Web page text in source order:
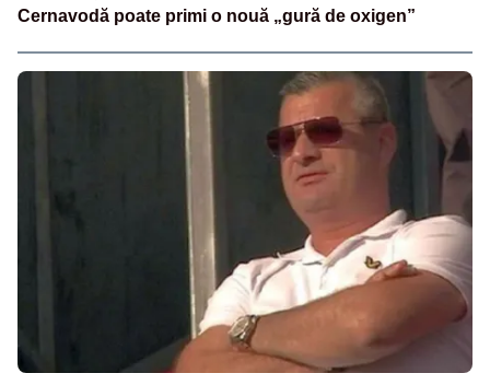
Cernavodă poate primi o nouă „gură de oxigen”